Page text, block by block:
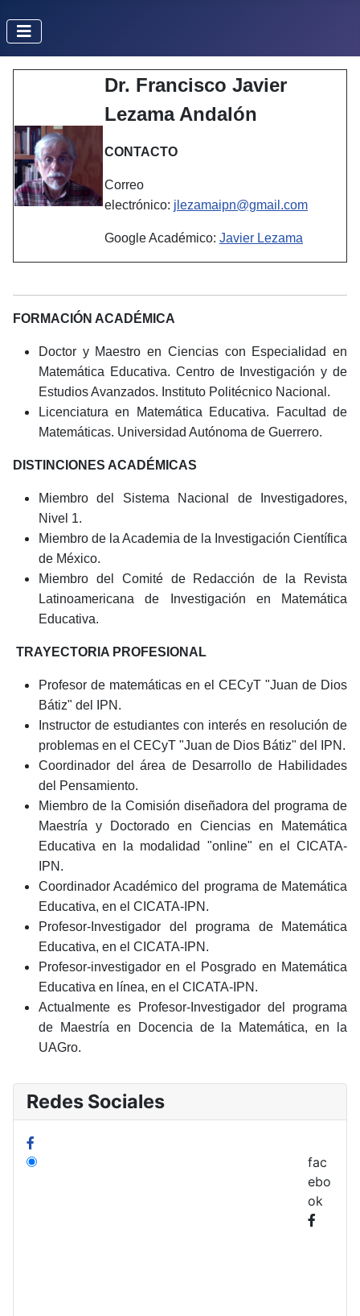
Dr. Francisco Javier
Lezama Andalón
CONTACTO
Correo
electrónico: jlezamaipn@gmail.com
Google Académico: Javier Lezama
FORMACIÓN ACADÉMICA
Doctor y Maestro en Ciencias con Especialidad en
Matemática Educativa. Centro de Investigación y de
Estudios Avanzados. Instituto Politécnico Nacional.
Licenciatura en Matemática Educativa. Facultad de
Matemáticas. Universidad Autónoma de Guerrero.
DISTINCIONES ACADÉMICAS
Miembro del Sistema Nacional de Investigadores,
Nivel 1.
Miembro de la Academia de la Investigación Científica
de México.
Miembro del Comité de Redacción de la Revista
Latinoamericana de Investigación en Matemática
Educativa.
TRAYECTORIA PROFESIONAL
Profesor de matemáticas en el CECyT "Juan de Dios
Bátiz" del IPN.
Instructor de estudiantes con interés en resolución de
problemas en el CECyT "Juan de Dios Bátiz" del IPN.
Coordinador del área de Desarrollo de Habilidades
del Pensamiento.
Miembro de la Comisión diseñadora del programa de
Maestría y Doctorado en Ciencias en Matemática
Educativa en la modalidad "online" en el CICATA-
IPN.
Coordinador Académico del programa de Matemática
Educativa, en el CICATA-IPN.
Profesor-Investigador del programa de Matemática
Educativa, en el CICATA-IPN.
Profesor-investigador en el Posgrado en Matemática
Educativa en línea, en el CICATA-IPN.
Actualmente es Profesor-Investigador del programa
de Maestría en Docencia de la Matemática, en la
UAGro.
Redes Sociales
fac
ebo
ok